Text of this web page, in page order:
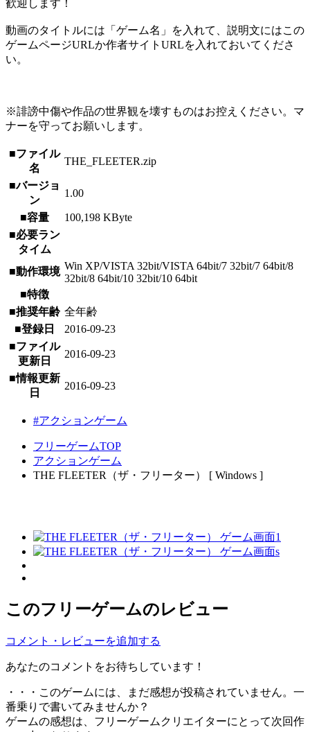
歓迎します！
動画のタイトルには「ゲーム名」を入れて、説明文にはこの
ゲームページURLか作者サイトURLを入れておいてくださ
い。
※誹謗中傷や作品の世界観を壊すものはお控えください。マ
ナーを守ってお願いします。
■ファイル
名
THE_FLEETER.zip
■バージョ
ン
1.00
■容量
100,198 KByte
■必要ラン
タイム
■動作環境 Win XP/VISTA 32bit/VISTA 64bit/7 32bit/7 64bit/8
32bit/8 64bit/10 32bit/10 64bit
■特徴
■推奨年齢 全年齢
■登録日
2016-09-23
■ファイル
更新日
2016-09-23
■情報更新
日
2016-09-23
#アクションゲーム
フリーゲームTOP
アクションゲーム
THE FLEETER（ザ・フリーター） [ Windows ]
このフリーゲームのレビュー
コメント・レビューを追加する
あなたのコメントをお待ちしています！
・・・このゲームには、まだ感想が投稿されていません。一
番乗りで書いてみませんか？
ゲームの感想は、フリーゲームクリエイターにとって次回作